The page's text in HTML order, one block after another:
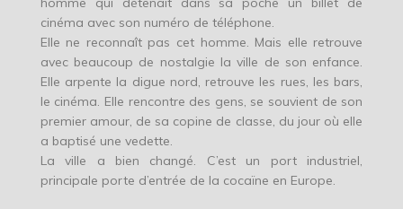
cinéma avec son numéro de téléphone.
Elle ne reconnaît pas cet homme. Mais elle retrouve
avec beaucoup de nostalgie la ville de son enfance.
Elle arpente la digue nord, retrouve les rues, les bars,
le cinéma. Elle rencontre des gens, se souvient de son
premier amour, de sa copine de classe, du jour où elle
a baptisé une vedette.
La ville a bien changé. C’est un port industriel,
principale porte d’entrée de la cocaïne en Europe.